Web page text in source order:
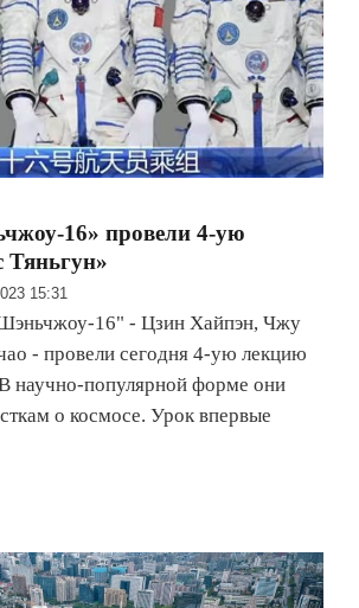
16» провели 4-ую
Тяньгун»
15:31
16" - Цзин Хайпэн, Чжу
- провели сегодня 4-ую лекцию
научно-популярной форме они
о космосе. Урок впервые